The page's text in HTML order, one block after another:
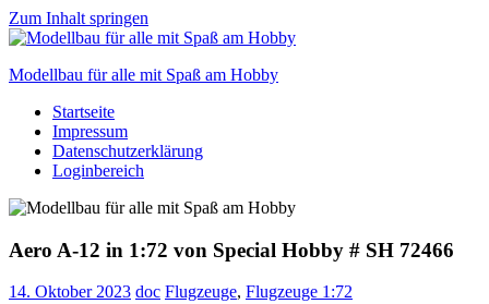
Zum Inhalt springen
Modellbau für alle mit Spaß am Hobby
Scale
modelling
to
Startseite
Impressum
Datenschutzerklärung
Loginbereich
Aero A-12 in 1:72 von Special Hobby # SH 72466
14. Oktober 2023 doc Flugzeuge, Flugzeuge 1:72